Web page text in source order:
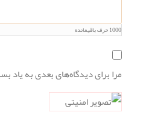
1000حرف باقیمانده
مرا برای دیدگاه‌های بعدی به یاد